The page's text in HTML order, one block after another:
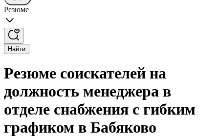
Резюме
Найти
Резюме соискателей на
должность менеджера в
отделе снабжения с гибким
графиком в Бабяково